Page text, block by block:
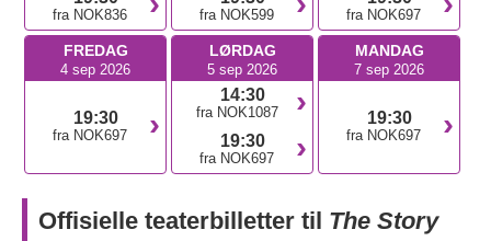
Variety roste dette nye stykket som «
smart, elegant og
fengslende», og var inspirert av sagaen om Janet Cooke,
en Washington Post-reporter som vant en Pulitzer-pris for
en sensasjonell historie som viste seg å være fiksjon.
The Story» er en brutal og skarp utforskning av rase og
media, de skiftende grensene mellom virkelighet og
fiksjon, og sannhetens unnvikende natur.
Ikke gå glipp av den britiske premieren på dette rosende
og spennende og smarte dramaet.
fra NOK836 fra NOK599 fra NOK697
FREDAG
4 sep 2026
19:30
fra NOK697
LØRDAG
5 sep 2026
14:30
fra NOK1087
19:30
fra NOK697
MANDAG
7 sep 2026
19:30
fra NOK697
Offisielle teaterbilletter til The Story